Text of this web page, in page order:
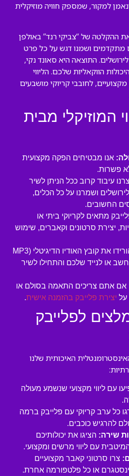
למקור, שמספק חוויה מוזיקלית
ההקלטה של “צביקי רנד” באולפן
מתקדמים ושמנו דגש על כל פרט
התוצאה היא סאונד נקי,
הווקאליות שלכם. הליווי
לחובבי קריוקי מושבעים
המוזיקלי מבית
אנו מבטיחים הפקה מקצועית
פשרות.
עיבוד קרוב ככל הניתן לשיר
ושמרנו על כל הכלים,
החשובים.
מתאים לקריוקי ביתי או
יצירת סרטונים וקאברים, שימוש
הורידו את קובץ האודיו הדיגיטלי (MP3
או לנייד שלכם והתחילו לשיר
אם אתם צריכים התאמה בסולם או
על יצירת פלייבק בהזמנה אישית.
לפלייבק
האיכותית שלנו
עם ליווי מקצועי שנשמע מעולה
כל ערב קריוקי עם פלייבק ברמה
להרגיש כוכבים.
שירה: הציגו את יכולותיכם
עם ליווי מרשים ומקצועי.
צרו סרטוני קאבר מקצועיים
או כל פלטפורמה אחרת.